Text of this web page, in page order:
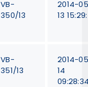
VB-
350/13
2014-
13
VB-
351/13
2014-
14